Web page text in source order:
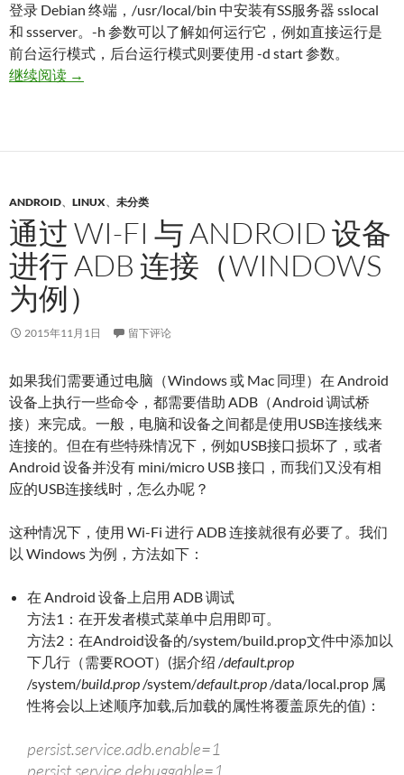
登录 Debian 终端，/usr/local/bin 中安装有SS服务器 sslocal
和 ssserver。-h 参数可以了解如何运行它，例如直接运行是
前台运行模式，后台运行模式则要使用 -d start 参数。
继续阅读在 Azure 上让 Shadowsocks 服务器在 Debian 启动时
→
ANDROID、 LINUX、 未分类
通过 WI-FI 与 ANDROID 设备
进行 ADB 连接（WINDOWS
为例）
2015年11月1日 留下评论
如果我们需要通过电脑（Windows 或 Mac 同理）在 Android
设备上执行一些命令，都需要借助 ADB（Android 调试桥
接）来完成。一般，电脑和设备之间都是使用USB连接线来
连接的。但在有些特殊情况下，例如USB接口损坏了，或者
Android 设备并没有 mini/micro USB 接口，而我们又没有相
应的USB连接线时，怎么办呢？
这种情况下，使用 Wi-Fi 进行 ADB 连接就很有必要了。我们
以 Windows 为例，方法如下：
在 Android 设备上启用 ADB 调试
方法1：在开发者模式菜单中启用即可。
方法2：在Android设备的/system/build.prop文件中添加以
下几行（需要ROOT）(据介绍 /default.prop
/system/build.prop /system/default.prop /data/local.prop 属
性将会以上述顺序加载,后加载的属性将覆盖原先的值)：
persist.service.adb.enable=1
persist.service.debuggable=1